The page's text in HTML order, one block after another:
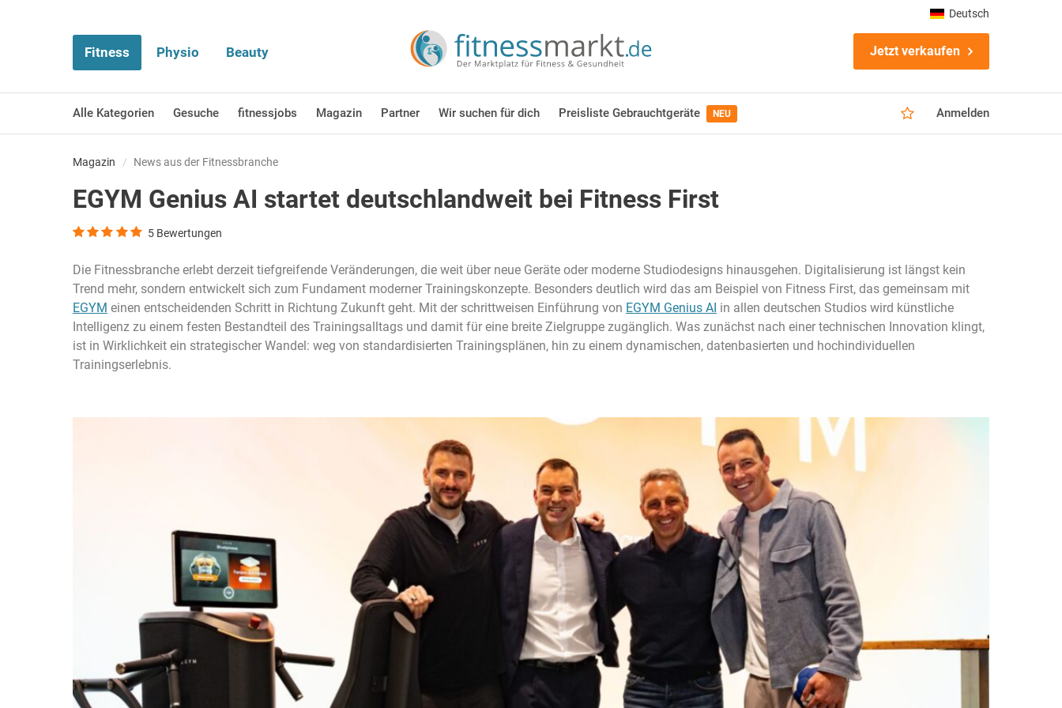
Fitness Physio Beauty Jetzt verkaufen
Alle Kategorien Gesuche fitnessjobs Magazin Partner Wir suchen für dich Preisliste Gebrauchtgeräte NEU Anmelden
Deutsch
Magazin News aus der Fitnessbranche
EGYM Genius AI startet deutschlandweit bei Fitness First
5Bewertungen
Die Fitnessbranche erlebt derzeit tiefgreifende Veränderungen, die weit über neue Geräte oder moderne Studiodesigns hinausgehen. Digitalisierung ist längst kein
Trend mehr, sondern entwickelt sich zum Fundament moderner Trainingskonzepte. Besonders deutlich wird das am Beispiel von Fitness First, das gemeinsam mit
EGYM einen entscheidenden Schritt in Richtung Zukunft geht. Mit der schrittweisen Einführung von EGYM Genius AI in allen deutschen Studios wird künstliche
Intelligenz zu einem festen Bestandteil des Trainingsalltags und damit für eine breite Zielgruppe zugänglich. Was zunächst nach einer technischen Innovation klingt,
ist in Wirklichkeit ein strategischer Wandel: weg von standardisierten Trainingsplänen, hin zu einem dynamischen, datenbasierten und hochindividuellen
Trainingserlebnis.